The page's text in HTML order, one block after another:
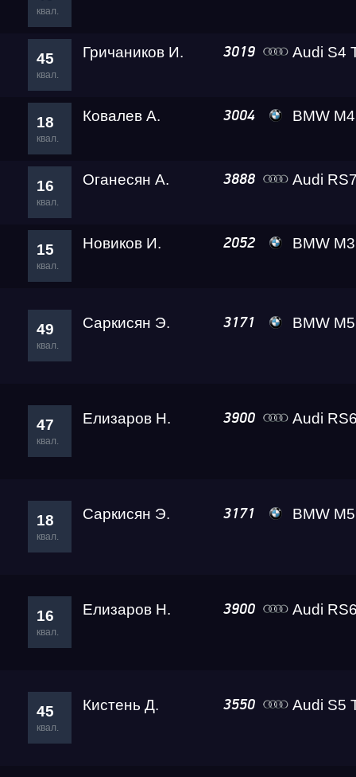
квал.
45
квал.
Гричаников И. 3019 Audi S4
18
квал.
Ковалев А. 3004 BMW M4
16
квал.
Оганесян А. 3888 Audi RS7
15
квал.
Новиков И. 2052 BMW M3
49
квал.
Саркисян Э. 3171 BMW M5
47
квал.
Елизаров Н. 3900 Audi
18
квал.
Саркисян Э. 3171 BMW M5
16
квал.
Елизаров Н. 3900 Audi
45
квал.
Кистень Д. 3550 Audi S5